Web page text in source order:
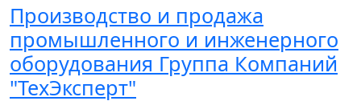
Производство и продажа
промышленного и инженерного
оборудования Группа Компаний
"ТехЭксперт"